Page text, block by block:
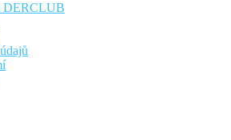
DERCLUB